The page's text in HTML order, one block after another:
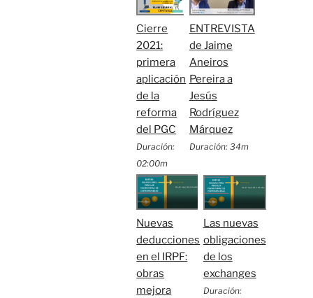
Cierre
2021:
primera
aplicación
de la
reforma
del PGC
Duración:
02:00m
ENTREVISTA
de Jaime
Aneiros
Pereira a
Jesús
Rodríguez
Márquez
Duración: 34m
Nuevas
deducciones
en el IRPF:
obras
mejora
Las nuevas
obligaciones
de los
exchanges
Duración: